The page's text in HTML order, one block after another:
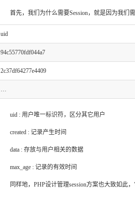
首先，我们为什么需要Session，就是因为我们
uid
94c55770fdf044a7
2c37df64277e4409
…
uid : 用户唯一标识符，区分其它用户
created : 记录产生时间
data : 存放与用户相关的数据
max_age : 记录的有效时间
同样地，PHP设计管理session方案也大致如此